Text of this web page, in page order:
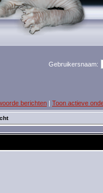
Gebruikersnaam:
berichten | Toon actieve